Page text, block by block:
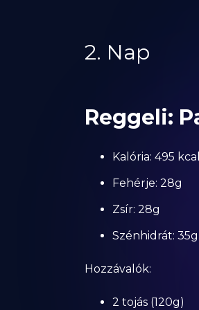
2. Nap
Reggeli:
Kalória: 495 kcal
Fehérje: 28g
Zsír: 28g
Szénhidrát: 35g
Hozzávalók:
2 tojás (120g)